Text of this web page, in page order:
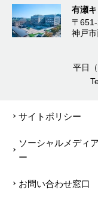
有瀬
〒
神戸
平日
サイトポリシー
ソーシャルメディ
ー
お問い合わせ窓口